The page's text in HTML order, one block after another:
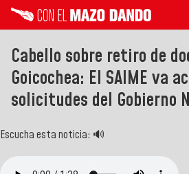
Cabello sobre retiro de
Goicochea: El SAIME va
solicitudes del Gobierno
Escucha esta noticia: 🔊